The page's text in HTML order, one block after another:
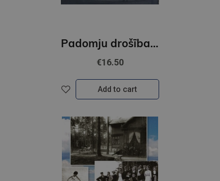
Padomju drošības iestādes okupētajā Latvijā 1940-1991
€16.50
Add to cart